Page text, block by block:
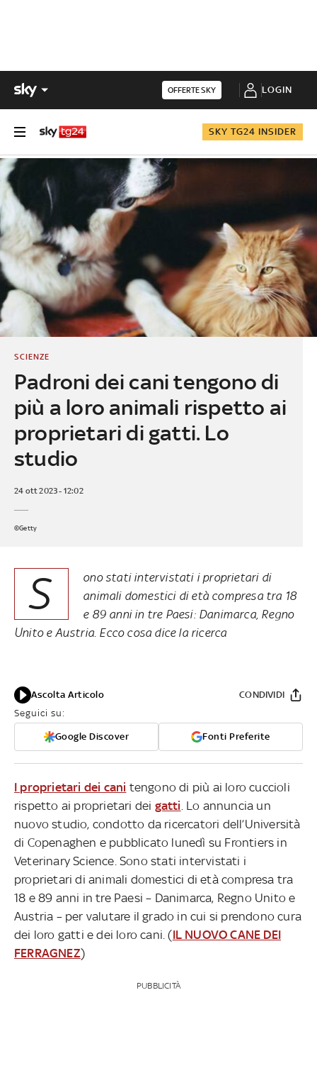
OFFERTE SKY LOGIN
SKY TG24 INSIDER
Padroni dei cani tengono di
più a loro animali rispetto ai
proprietari di gatti. Lo
studio
SCIENZE
24 ott 2023 - 12:02
©Getty
S
ono stati intervistati i proprietari di
animali domestici di età compresa tra 18
e 89 anni in tre Paesi: Danimarca, Regno
Unito e Austria. Ecco cosa dice la ricerca
Ascolta Articolo
Seguici su:
Google Discover Fonti Preferite
CONDIVIDI
I proprietari dei cani tengono di più ai loro cuccioli
rispetto ai proprietari dei gatti . Lo annuncia un
nuovo studio, condotto da ricercatori dell’Università
di Copenaghen e pubblicato lunedì su Frontiers in
Veterinary Science. Sono stati intervistati i
proprietari di animali domestici di età compresa tra
18 e 89 anni in tre Paesi – Danimarca, Regno Unito e
Austria – per valutare il grado in cui si prendono cura
dei loro gatti e dei loro cani. (IL NUOVO CANE DEI
FERRAGNEZ)
PUBBLICITÀ